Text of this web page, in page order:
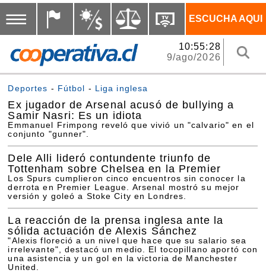
ESCUCHA AQUI
10:55:28
9/ago/2026
Deportes - Fútbol - Liga inglesa
Ex jugador de Arsenal acusó de bullying a
Samir Nasri: Es un idiota
Emmanuel Frimpong reveló que vivió un "calvario" en el
conjunto "gunner".
Dele Alli lideró contundente triunfo de
Tottenham sobre Chelsea en la Premier
Los Spurs cumplieron cinco encuentros sin conocer la
derrota en Premier League. Arsenal mostró su mejor
versión y goleó a Stoke City en Londres.
La reacción de la prensa inglesa ante la
sólida actuación de Alexis Sánchez
"Alexis floreció a un nivel que hace que su salario sea
irrelevante", destacó un medio. El tocopillano aportó con
una asistencia y un gol en la victoria de Manchester
United.